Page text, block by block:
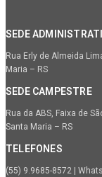
SEDE
Rua Erly de Almeida
Maria – RS
SEDE CAMPESTRE
Rua da ABS, Faixa de
Santa Maria – RS
TELEFONES
(55) 9.9685-8572 |